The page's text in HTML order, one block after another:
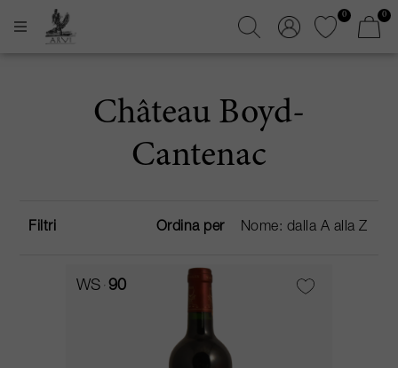
0 0
Château Boyd-
Cantenac
Filtri Ordina per
WS 90